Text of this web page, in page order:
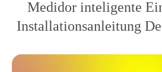
Medidor inteligente
Installationsanleitung